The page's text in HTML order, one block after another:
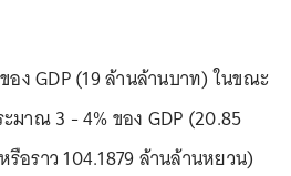
อง GDP (19 ล้านล้านบาท) ในขณะ
มาณ 3 - 4% ของ GDP (20.85
อราว 104.1879 ล้านล้านหยวน)